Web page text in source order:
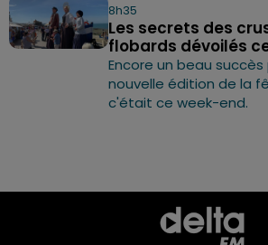
8h35
Les secrets des
flobards dévoilés
Encore un beau
nouvelle édition de la
c'était ce week-end.